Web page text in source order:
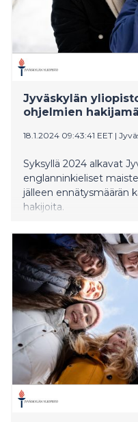
Jyväskylän
ohjelmien
18.1.2024 09:43:41 EET |
Syksyllä 2024 alkavat
englanninkieliset
jälleen ennätysmäärän
hakijoita.